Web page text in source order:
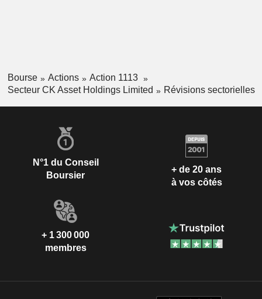
Bourse Actions
Action 1113
Secteur CK Asset Holdings Limited
Révisions sectorielles
N°1 du Conseil
Boursier
+ de 20 ans
à vos côtés
+ 1 300 000
membres